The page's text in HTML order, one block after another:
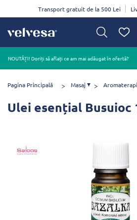
Transport gratuit de la 500 Lei
NOUTĂȚI! Doriți să aflați ce am mai adăugat în ofertă?
Pagina Principală Masaj
Ulei esențial Busuioc